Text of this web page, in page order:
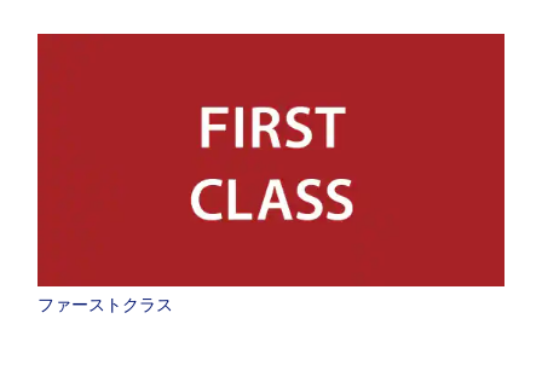
ファーストクラス